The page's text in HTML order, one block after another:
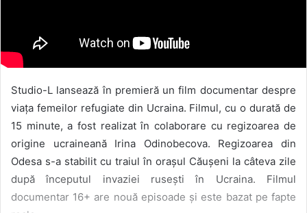
Studio-L lansează în premieră un film documentar despre
viața femeilor refugiate din Ucraina. Filmul, cu o durată de
15 minute, a fost realizat în colaborare cu regizoarea de
origine ucraineană Irina Odinobecova. Regizoarea din
Odesa s-a stabilit cu traiul în orașul Căușeni la câteva zile
după începutul invaziei rusești în Ucraina. Filmul
documentar 16+ are nouă episoade și este bazat pe fapte